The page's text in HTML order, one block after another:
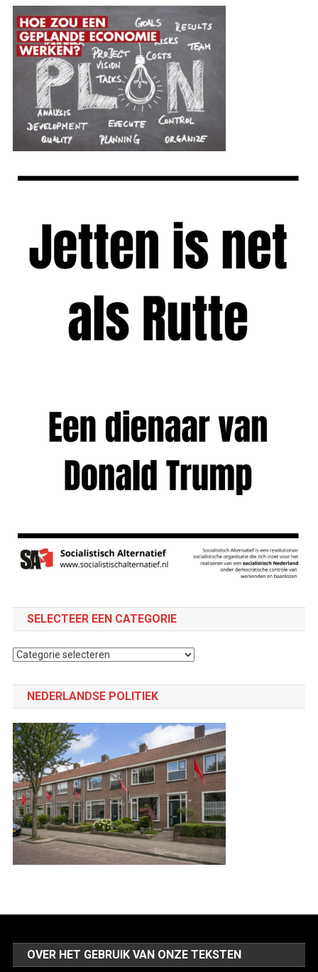
SELECTEER EEN CATEGORIE
Selecteer
NEDERLANDSE POLITIEK
OVER HET GEBRUIK VAN ONZE TEKSTEN